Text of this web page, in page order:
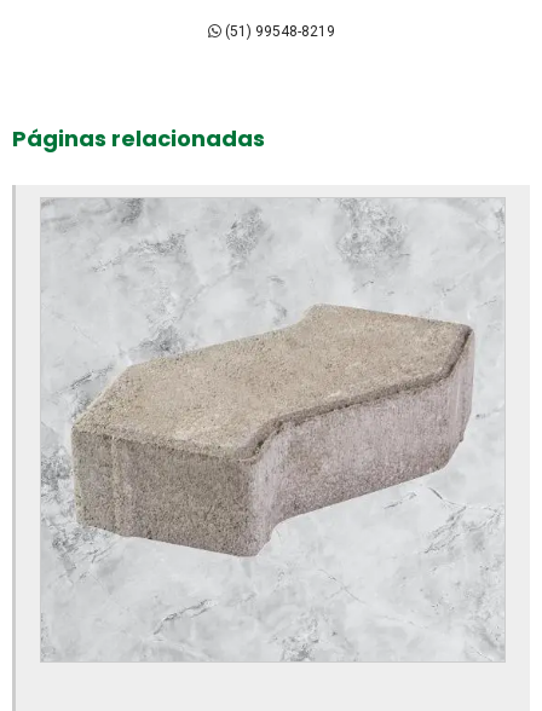
Bloco intertravado de concreto
Bloco intertravado retangular
Bloco intertravado
Blocos para calçada preço
Blocos para calçada
Blocos para calçamento
Blocos de concreto 14x19x39 fábrica
Blocos de concreto 14x19x39 preço
Blocos de concreto 14x19x39cm
Blocos de concreto para calçada
Blocos de concreto para calçamento
Blocos de concreto rs preço
Blocos de concreto valor
Bloquete para calçada preço
(51) 99548-8219
Páginas relacionadas